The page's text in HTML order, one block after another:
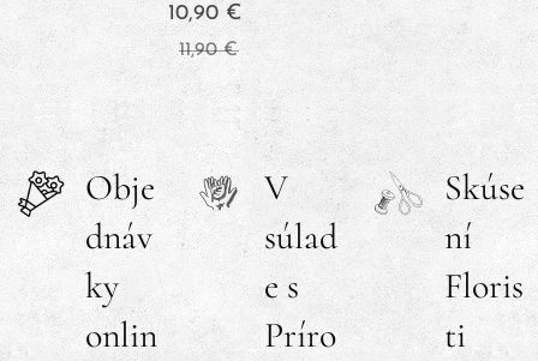
10,90 €
11,90€
Obje
dnáv
ky
onlin
V
súlad
e s
Príro
Skúse
ní
Floris
ti